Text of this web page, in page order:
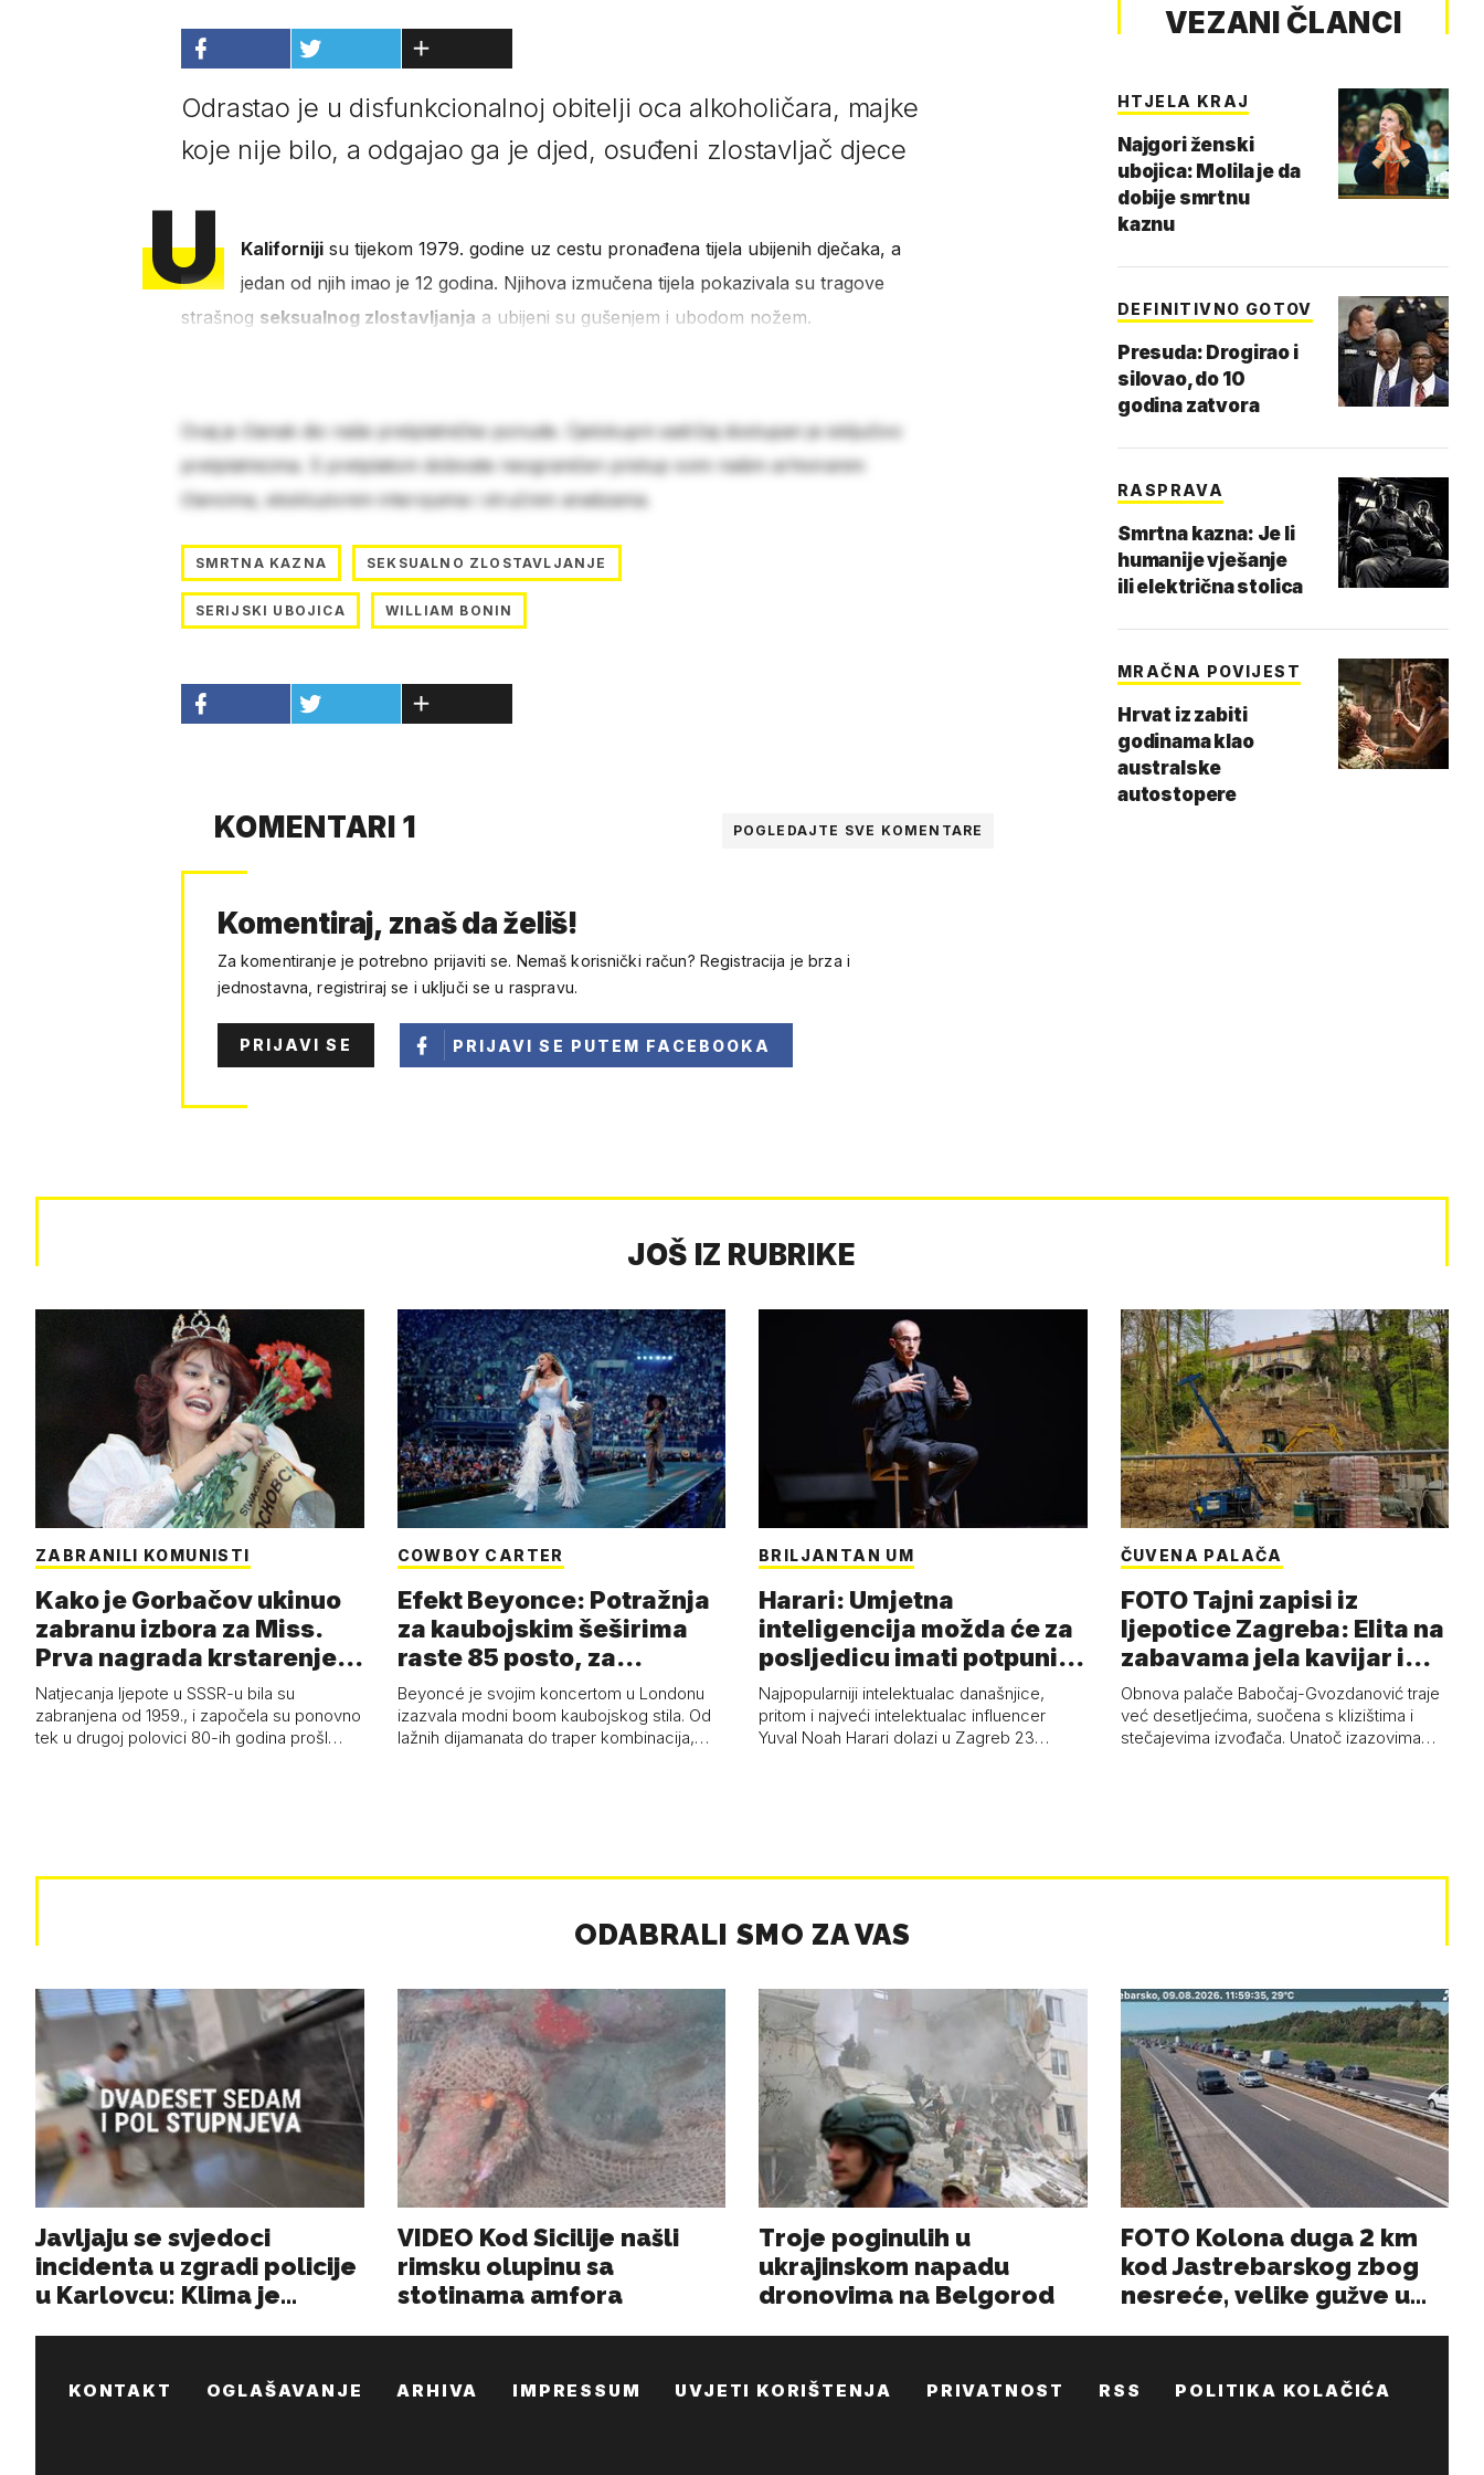
Odrastao je u disfunkcionalnoj obitelji oca alkoholičara, majke
koje nije bilo, a odgajao ga je djed, osuđeni zlostavljač djece
U Kalifornijisu tijekom 1979. godine uz cestu pronađena tijela ubijenih dječaka, a
jedan od njih imao je 12 godina. Njihova izmučena tijela pokazivala su tragove
strašnog seksualnog zlostavljanja a ubijeni su gušenjem i ubodom nožem.
Ovaj je članak dio naše pretplatničke ponude. Cjelokupni sadržaj dostupan je isključivo
pretplatnicima. S pretplatom dobivate neograničen pristup svim našim arhiviranim
člancima, ekskluzivnim intervjuima i stručnim analizama.
SMRTNA KAZNA SEKSUALNO ZLOSTAVLJANJE
SERIJSKI UBOJICA WILLIAM BONIN
KOMENTARI 1 POGLEDAJTE SVE KOMENTARE
Komentiraj, znaš da želiš!
Za komentiranje je potrebno prijaviti se. Nemaš korisnički račun? Registracija je brza i
jednostavna, registriraj se i uključi se u raspravu.
PRIJAVI SE PRIJAVI SE PUTEM FACEBOOKA
VEZANI ČLANCI
HTJELA KRAJ
Najgori ženski
ubojica: Molila je da
dobije smrtnu
kaznu
DEFINITIVNO GOTOV
Presuda: Drogirao i
silovao, do 10
godina zatvora
RASPRAVA
Smrtna kazna: Je li
humanije vješanje
ili električna stolica
MRAČNA POVIJEST
Hrvat iz zabiti
godinama klao
australske
autostopere
JOŠ IZ RUBRIKE
ZABRANILI KOMUNISTI
Kako je Gorbačov ukinuo
zabranu izbora za Miss.
Prva nagrada krstarenje
Jadran…
Natjecanja ljepote u SSSR-u bila su
zabranjena od 1959., i započela su ponovno
tek u drugoj polovici 80-ih godina prošl…
COWBOY CARTER
Efekt Beyonce: Potražnja
za kaubojskim šeširima
raste 85 posto, za
čizmama 53 p…
Beyoncé je svojim koncertom u Londonu
izazvala modni boom kaubojskog stila. Od
lažnih dijamanata do traper kombinacija,…
BRILJANTAN UM
Harari: Umjetna
inteligencija možda će za
posljedicu imati potpuni
kolaps čovje…
Najpopularniji intelektualac današnjice,
pritom i najveći intelektualac influencer
Yuval Noah Harari dolazi u Zagreb 23…
ČUVENA PALAČA
FOTO Tajni zapisi iz
ljepotice Zagreba: Elita na
zabavama jela kavijar i
pud…
Obnova palače Babočaj-Gvozdanović traje
već desetljećima, suočena s klizištima i
stečajevima izvođača. Unatoč izazovima…
KONTAKT OGLAŠAVANJE ARHIVA IMPRESSUM UVJETI KORIŠTENJA PRIVATNOST RSS POLITIKA KOLAČIĆA